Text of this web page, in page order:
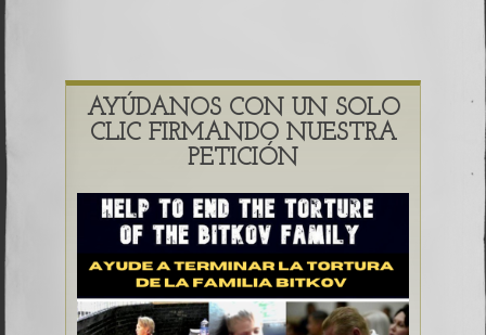
AYÚDANOS CON UN SOLO
CLIC FIRMANDO NUESTRA
PETICIÓN